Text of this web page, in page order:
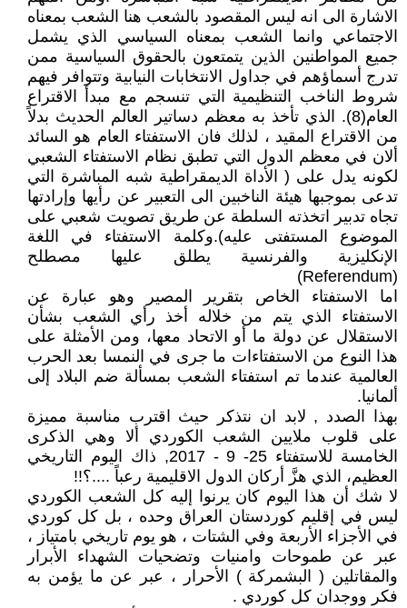
الاشارة الى انه ليس المقصود بالشعب هنا الشعب بمعناه
الاجتماعي وانما الشعب بمعناه السياسي الذي يشمل
جميع المواطنين الذين يتمتعون بالحقوق السياسية ممن
تدرج أسماؤهم في جداول الانتخابات النيابية وتتوافر فيهم
شروط الناخب التنظيمية التي تنسجم مع مبدأ الاقتراع
العام(8). الذي تأخذ به معظم دساتير العالم الحديث بدلاً
من الاقتراع المقيد ، لذلك فان الاستفتاء العام هو السائد
ألان في معظم الدول التي تطبق نظام الاستفتاء الشعبي
لكونه يدل على ( الأداة الديمقراطية شبه المباشرة التي
تدعى بموجبها هيئة الناخبين الى التعبير عن رأيها وإرادتها
تجاه تدبير اتخذته السلطة عن طريق تصويت شعبي على
الموضوع المستفتى عليه).وكلمة الاستفتاء في اللغة
الإنكليزية والفرنسية يطلق عليها مصطلح
(Referendum)
اما الاستفتاء الخاص بتقرير المصير وهو عبارة عن
الاستفتاء الذي يتم من خلاله أخذ رأي الشعب بشأن
الاستقلال عن دولة ما أو الاتحاد معها، ومن الأمثلة على
هذا النوع من الاستفتاءات ما جرى في النمسا بعد الحرب
العالمية عندما تم استفتاء الشعب بمسألة ضم البلاد إلى
ألمانيا.
بهذا الصدد , لابد ان نتذكر حيث اقترب مناسبة مميزة
على قلوب ملايين الشعب الكوردي ألا وهي الذكرى
الخامسة للاستفتاء 25- 9 - 2017, ذاك اليوم التاريخي
العظيم، الذي هزَّ أركان الدول الاقليمية رعباً ....؟!!
لا شك أن هذا اليوم كان يرنوا إليه كل الشعب الكوردي
ليس في إقليم كوردستان العراق وحده ، بل كل كوردي
في الأجزاء الأربعة وفي الشتات ، هو يوم تاريخي بامتياز ،
عبر عن طموحات وامنيات وتضحيات الشهداء الأبرار
والمقاتلين ( البشمركة ) الأحرار ، عبر عن ما يؤمن به
فكر ووجدان كل كوردي .